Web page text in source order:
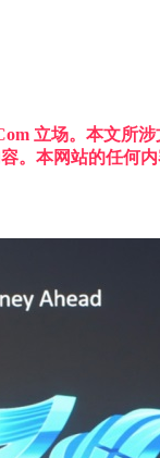
立场。本文所
本网站的任何